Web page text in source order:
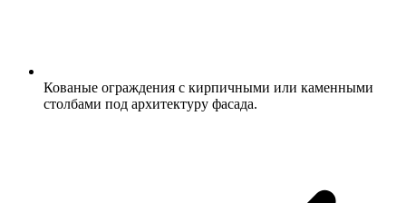
Кованые ограждения с кирпичными или каменными
столбами под архитектуру фасада.